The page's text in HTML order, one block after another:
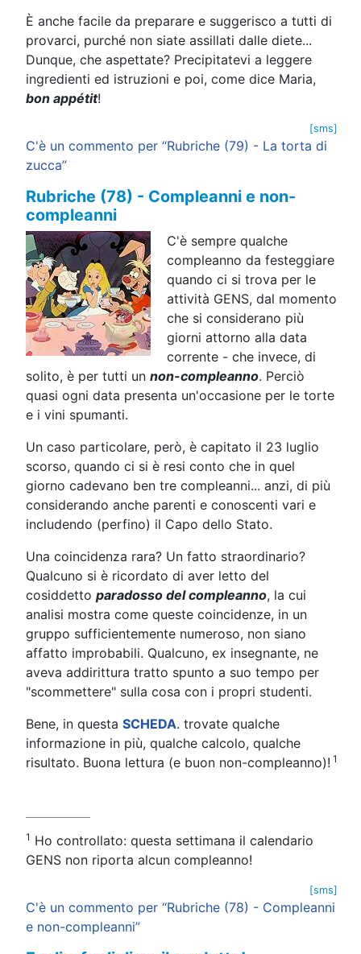
È anche facile da preparare e suggerisco a tutti di
provarci, purché non siate assillati dalle diete...
Dunque, che aspettate? Precipitatevi a leggere
ingredienti ed istruzioni e poi, come dice Maria,
bon appétit!
[sms]
C'è un commento per “Rubriche (79) - La torta di
zucca”
Rubriche (78) - Compleanni e non-
compleanni
C'è sempre qualche
compleanno da festeggiare
quando ci si trova per le
attività GENS, dal momento
che si considerano più
giorni attorno alla data
corrente - che invece, di
solito, è per tutti un non-compleanno. Perciò
quasi ogni data presenta un'occasione per le torte
e i vini spumanti.
Un caso particolare, però, è capitato il 23 luglio
scorso, quando ci si è resi conto che in quel
giorno cadevano ben tre compleanni... anzi, di più
considerando anche parenti e conoscenti vari e
includendo (perfino) il Capo dello Stato.
Una coincidenza rara? Un fatto straordinario?
Qualcuno si è ricordato di aver letto del
cosiddetto paradosso del compleanno, la cui
analisi mostra come queste coincidenze, in un
gruppo sufficientemente numeroso, non siano
affatto improbabili. Qualcuno, ex insegnante, ne
aveva addirittura tratto spunto a suo tempo per
"scommettere" sulla cosa con i propri studenti.
Bene, in questa SCHEDA. trovate qualche
informazione in più, qualche calcolo, qualche
risultato. Buona lettura (e buon non-compleanno)! 1
1 Ho controllato: questa settimana il calendario
GENS non riporta alcun compleanno!
[sms]
C'è un commento per “Rubriche (78) - Compleanni
e non-compleanni”